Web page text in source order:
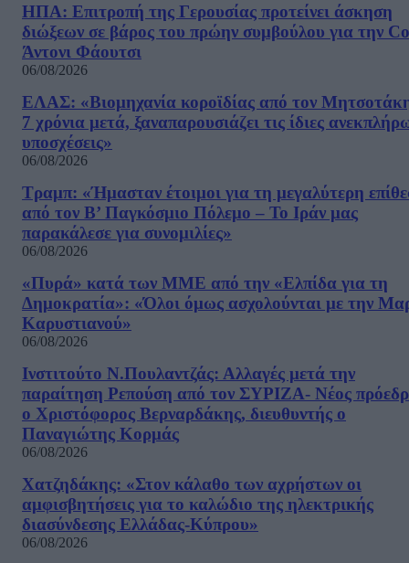
ΗΠΑ: Επιτροπή της Γερουσίας προτείνει άσκηση
διώξεων σε βάρος του πρώην συμβούλου για την
Άντονι Φάουτσι
06/08/2026
ΕΛΑΣ: «Βιομηχανία κοροϊδίας από τον
7 χρόνια μετά, ξαναπαρουσιάζει τις ίδιες
υποσχέσεις»
06/08/2026
Τραμπ: «Ήμασταν έτοιμοι για τη μεγαλύτερη
από τον Β’ Παγκόσμιο Πόλεμο – Το Ιράν μας
παρακάλεσε για συνομιλίες»
06/08/2026
«Πυρά» κατά των ΜΜΕ από την «Ελπίδα για τη
Δημοκρατία»: «Όλοι όμως ασχολούνται με την
Καρυστιανού»
06/08/2026
Ινστιτούτο Ν.Πουλαντζάς: Αλλαγές μετά την
παραίτηση Ρεπούση από τον ΣΥΡΙΖΑ- Νέος
ο Χριστόφορος Βερναρδάκης, διευθυντής ο
Παναγιώτης Κορμάς
06/08/2026
Χατζηδάκης: «Στον κάλαθο των αχρήστων οι
αμφισβητήσεις για το καλώδιο της ηλεκτρικής
διασύνδεσης Ελλάδας-Κύπρου»
06/08/2026